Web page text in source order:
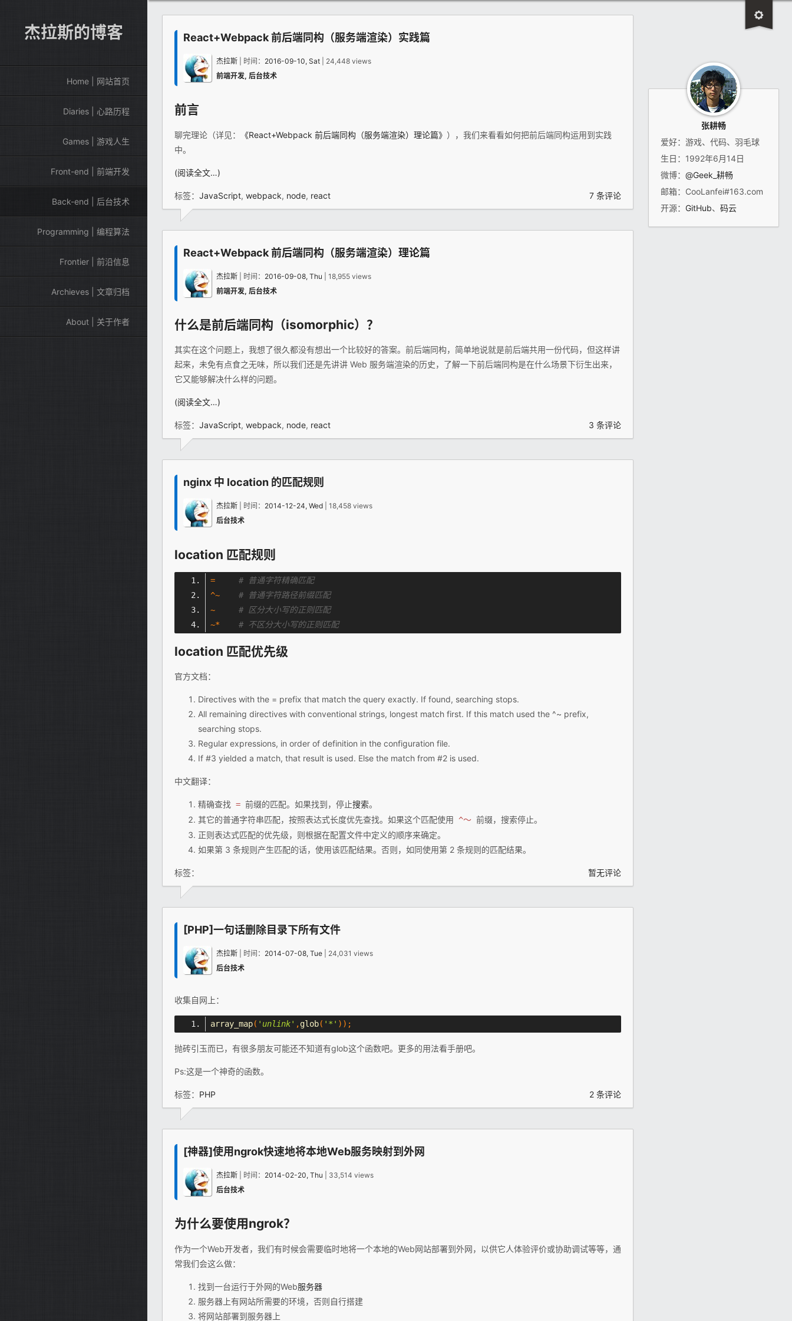
React+Webpack 前后端同构（服务端渲染）实践篇
杰拉斯 | 时间： 2016-09-10, Sat | 24,448 views
前端开发, 后台技术
前言
聊完理论（详见： 《React+Webpack 前后端同构（服务端渲染）理论篇》 ），我们来看看如何把前后端同构运用到实践
中。
(阅读全文…)
标签： JavaScript, webpack, node, react 7 条评论
React+Webpack 前后端同构（服务端渲染）理论篇
杰拉斯 | 时间： 2016-09-08, Thu | 18,955 views
前端开发, 后台技术
什么是前后端同构（isomorphic）？
其实在这个问题上，我想了很久都没有想出一个比较好的答案。前后端同构，简单地说就是前后端共用一份代码，但这样讲
起来，未免有点食之无味，所以我们还是先讲讲 Web 服务端渲染的历史，了解一下前后端同构是在什么场景下衍生出来，
它又能够解决什么样的问题。
(阅读全文…)
标签： JavaScript, webpack, node, react 3 条评论
nginx 中 location 的匹配规则
杰拉斯 | 时间： 2014-12-24, Wed | 18,458 views
后台技术
location 匹配规则
=
# 普通字符精确匹配
^~
# 普通字符路径前缀匹配
~
# 区分大小写的正则匹配
~*
# 不区分大小写的正则匹配
location 匹配优先级
官方文档：
Directives with the = prefix that match the query exactly. If found, searching stops.
All remaining directives with conventional strings, longest match first. If this match used the ^~ prefix,
searching stops.
Regular expressions, in order of definition in the configuration file.
If #3 yielded a match, that result is used. Else the match from #2 is used.
中文翻译：
精确查找 = 前缀的匹配。如果找到，停止搜索。
其它的普通字符串匹配，按照表达式长度优先查找。如果这个匹配使用 ^〜 前缀，搜索停止。
正则表达式匹配的优先级，则根据在配置文件中定义的顺序来确定。
如果第 3 条规则产生匹配的话，使用该匹配结果。否则，如同使用第 2 条规则的匹配结果。
标签： 暂无评论
[PHP]一句话删除目录下所有文件
杰拉斯 | 时间： 2014-07-08, Tue | 24,031 views
后台技术
收集自网上：
array_map( 'unlink' ,glob( '*' ));
抛砖引玉而已，有很多朋友可能还不知道有glob这个函数吧。更多的用法看手册吧。
Ps:这是一个神奇的函数。
标签： PHP 2 条评论
[神器]使用ngrok快速地将本地Web服务映射到外网
杰拉斯 | 时间： 2014-02-20, Thu | 33,514 views
后台技术
为什么要使用ngrok？
作为一个Web开发者，我们有时候会需要临时地将一个本地的Web网站部署到外网，以供它人体验评价或协助调试等等，通
常我们会这么做：
找到一台运行于外网的Web服务器
服务器上有网站所需要的环境，否则自行搭建
将网站部署到服务器上
杰拉斯的博客
Home | 网站首页
Diaries | 心路历程
Games | 游戏人生
Front-end | 前端开发
Back-end | 后台技术
Programming | 编程算法
Frontier | 前沿信息
Archieves | 文章归档
About | 关于作者
张耕畅
爱好：游戏、代码、羽毛球
生日：1992年6月14日
微博： @Geek_耕畅
邮箱：CooLanfei#163.com
开源： GitHub、 码云